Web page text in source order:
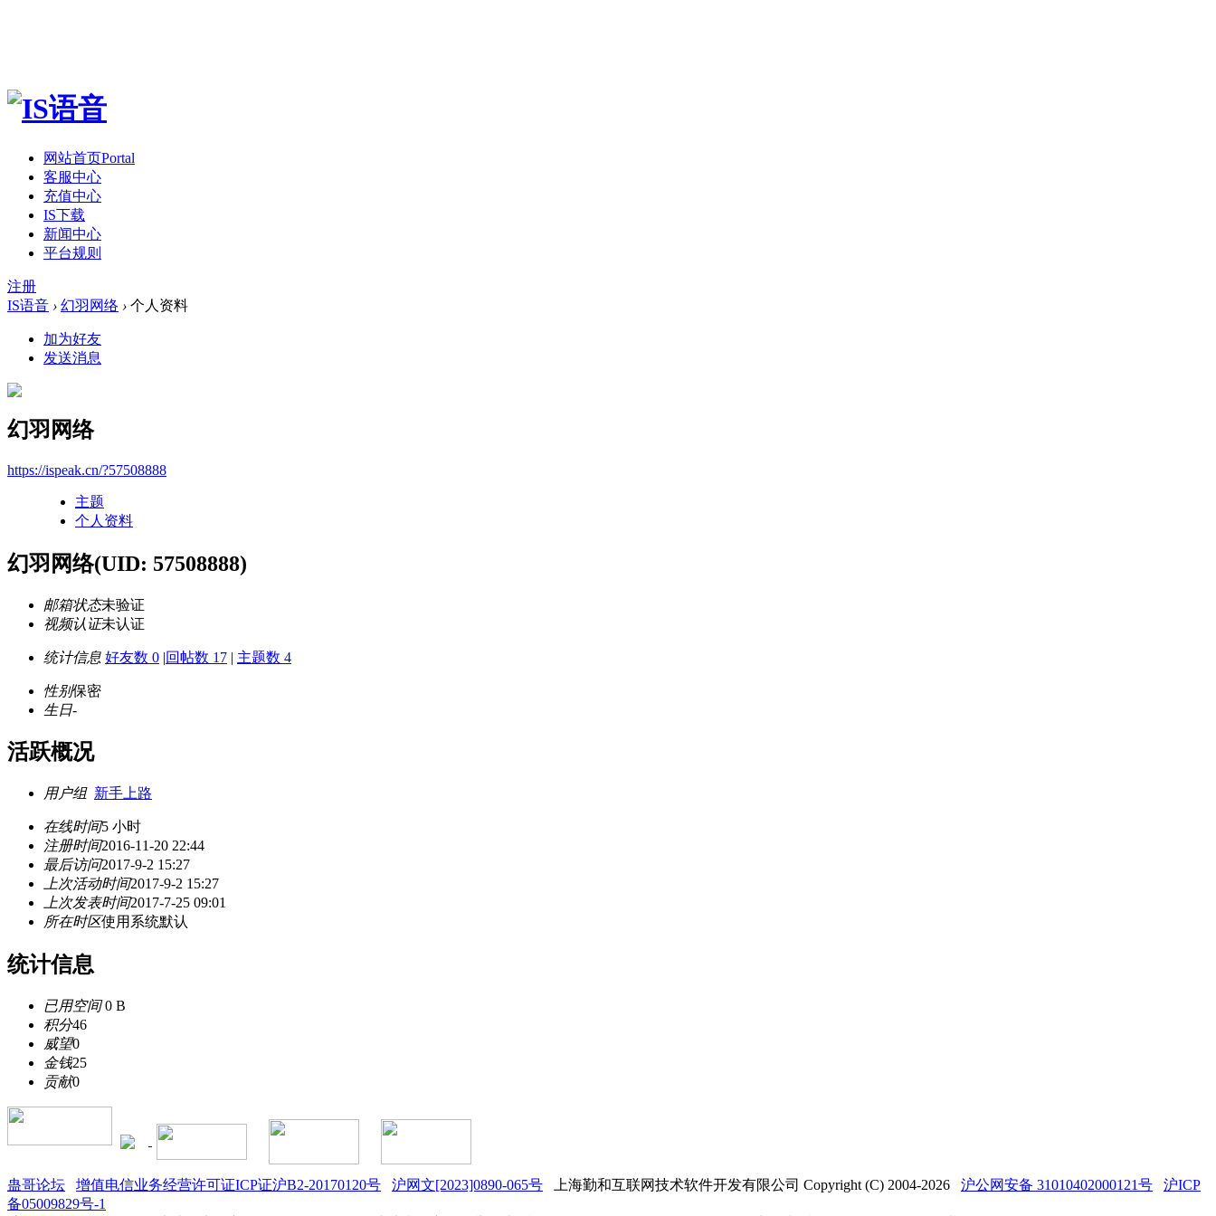
网站首页Portal
客服中心
充值中心
IS下载
新闻中心
平台规则
注册
IS语音 › 幻羽网络 › 个人资料
加为好友
发送消息
幻羽网络
https://ispeak.cn/?57508888
主题
个人资料
幻羽网络(UID: 57508888)
邮箱状态未验证
视频认证未认证
统计信息 好友数 0 |回帖数 17 | 主题数 4
性别保密
生日-
活跃概况
用户组 新手上路
在线时间5 小时
注册时间2016-11-20 22:44
最后访问2017-9-2 15:27
上次活动时间2017-9-2 15:27
上次发表时间2017-7-25 09:01
所在时区使用系统默认
统计信息
已用空间0 B
积分46
威望0
金钱25
贡献0
蛊哥论坛 增值电信业务经营许可证ICP证沪B2-20170120号 沪网文[2023]0890-065号 上海勤和互联网技术软件开发有限公司 Copyright (C) 2004-2026 沪公网安备 31010402000121号
沪ICP
备05009829号-1